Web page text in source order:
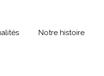
Notre histoire